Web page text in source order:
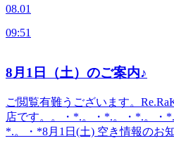
取り入れたリラク系ボディケア♪
～21時(20時20分最終受付)〈住所
駅・立川駅からもアクセス◎高
から徒歩10分圏内。〈電話番号
ンで△や×と表示されていてもご
す。お気軽にお問い合わせくだ
すね。いかがお過ごしでしょう
見たのを思い出します。夏の暑
お越しください(^^♪・*.。・*.。
。。・*.。・*.。・*『肩甲骨ケ
取り入れたリラク系ボディケア♪
～21時(20時20分最終受付)〈住所
モール多摩平の森3FRe.Ra.Ku
08.01
09:51
8月1日（土）のご案内♪
ご閲覧有難うございます。
店です。。・*.。・*.。・*.。・
*.。・*8月1日(土) 空き情報のお